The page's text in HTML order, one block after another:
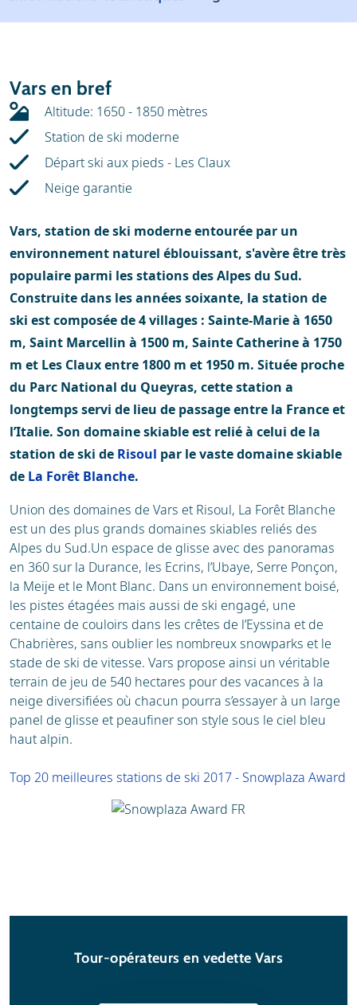
Location
Location de ski
Vars en bref
Altitude: 1650 - 1850 mètres
Station de ski moderne
Départ ski aux pieds - Les Claux
Neige garantie
Vars, station de ski moderne entourée par un
environnement naturel éblouissant, s'avère être très
populaire parmi les stations des Alpes du Sud.
Construite dans les années soixante, la station de
ski est composée de 4 villages : Sainte-Marie à 1650
m, Saint Marcellin à 1500 m, Sainte Catherine à 1750
m et Les Claux entre 1800 m et 1950 m. Située proche
du Parc National du Queyras, cette station a
longtemps servi de lieu de passage entre la France et
l’Italie. Son domaine skiable est relié à celui de la
station de ski de Risoul par le vaste domaine skiable
de La Forêt Blanche.
Union des domaines de Vars et Risoul, La Forêt Blanche
est un des plus grands domaines skiables reliés des
Alpes du Sud.Un espace de glisse avec des panoramas
en 360 sur la Durance, les Ecrins, l’Ubaye, Serre Ponçon,
la Meije et le Mont Blanc. Dans un environnement boisé,
les pistes étagées mais aussi de ski engagé, une
centaine de couloirs dans les crêtes de l’Eyssina et de
Chabrières, sans oublier les nombreux snowparks et le
stade de ski de vitesse. Vars propose ainsi un véritable
terrain de jeu de 540 hectares pour des vacances à la
neige diversifiées où chacun pourra s’essayer à un large
panel de glisse et peaufiner son style sous le ciel bleu
haut alpin.
Top 20 meilleures stations de ski 2017 - Snowplaza Award
Tour-opérateurs en vedette Vars